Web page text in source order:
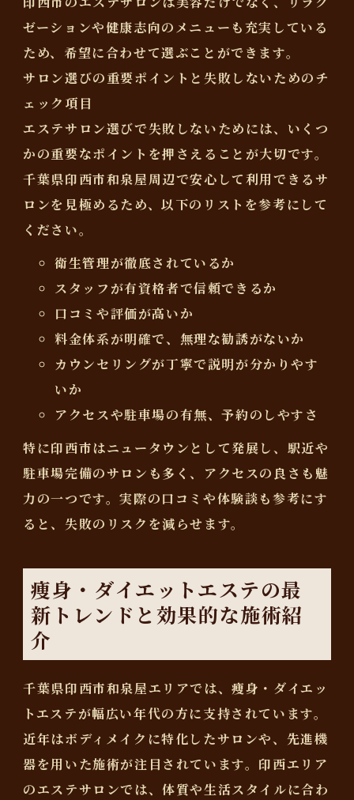
ゼーションや健康志向のメニューも充実している
ため、希望に合わせて選ぶことができます。
サロン選びの重要ポイントと失敗しないためのチ
ェック項目
エステサロン選びで失敗しないためには、いくつ
かの重要なポイントを押さえることが大切です。
千葉県印西市和泉屋周辺で安心して利用できるサ
ロンを見極めるため、以下のリストを参考にして
ください。
衛生管理が徹底されているか
スタッフが有資格者で信頼できるか
口コミや評価が高いか
料金体系が明確で、無理な勧誘がないか
カウンセリングが丁寧で説明が分かりやす
いか
アクセスや駐車場の有無、予約のしやすさ
特に印西市はニュータウンとして発展し、駅近や
駐車場完備のサロンも多く、アクセスの良さも魅
力の一つです。実際の口コミや体験談も参考にす
ると、失敗のリスクを減らせます。
痩身・ダイエットエステの最
新トレンドと効果的な施術紹
介
千葉県印西市和泉屋エリアでは、痩身・ダイエッ
トエステが幅広い年代の方に支持されています。
近年はボディメイクに特化したサロンや、先進機
器を用いた施術が注目されています。印西エリア
のエステサロンでは、体質や生活スタイルに合わ